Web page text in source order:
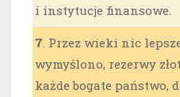
i instytucje finansowe.
7 . Przez wieki nic
wymyślono, rezerwy
każde bogate państwo,